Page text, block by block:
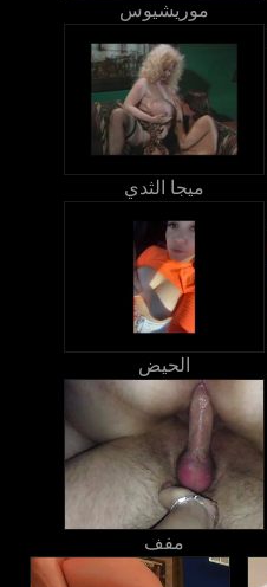
موريشيوس
ميجا الثدي
الحيض
مفف